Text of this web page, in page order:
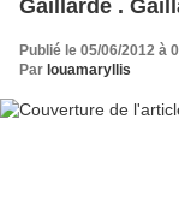
Gaillarde .
Publié le 05/06/2012 à
Par louamaryllis